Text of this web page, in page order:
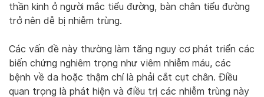
thần kinh ở người mắc tiểu đường, bàn chân tiểu đường
trở nên dễ bị nhiễm trùng.
Các vấn đề này thường làm tăng nguy cơ phát triển các
biến chứng nghiêm trọng như viêm nhiễm máu, các
bệnh về da hoặc thậm chí là phải cắt cụt chân. Điều
quan trọng là phát hiện và điều trị các nhiễm trùng này